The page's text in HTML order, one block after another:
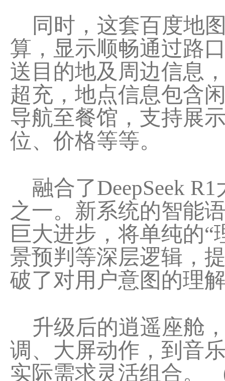
同时，这套百度地
算，显示顺畅通过路
送目的地及周边信息
超充，地点信息包含
导航至餐馆，支持展
位、价格等等。
融合了DeepSeek
之一。新系统的智能
巨大进步，将单纯的
景预判等深层逻辑，
破了对用户意图的理
升级后的逍遥座舱
调、大屏动作，到音
实际需求灵活组合。